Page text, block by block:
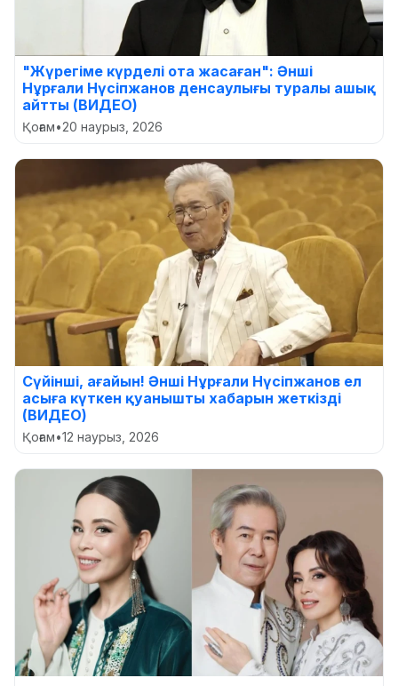
"Жүрегіме күрделі ота жасаған": Әнші
Нұрғали Нүсіпжанов денсаулығы туралы ашық
айтты (ВИДЕО)
Қоғам•20 наурыз, 2026
Сүйінші, ағайын! Әнші Нұрғали Нүсіпжанов ел
асыға күткен қуанышты хабарын жеткізді
(ВИДЕО)
Қоғам•12 наурыз, 2026